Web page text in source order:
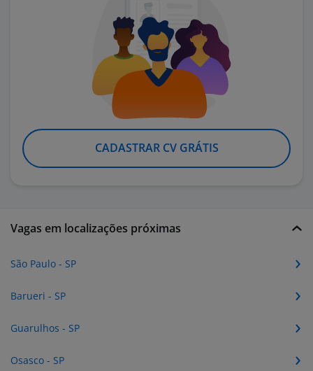
CADASTRAR CV GRÁTIS
Vagas em localizações próximas
São Paulo - SP
Barueri - SP
Guarulhos - SP
Osasco - SP